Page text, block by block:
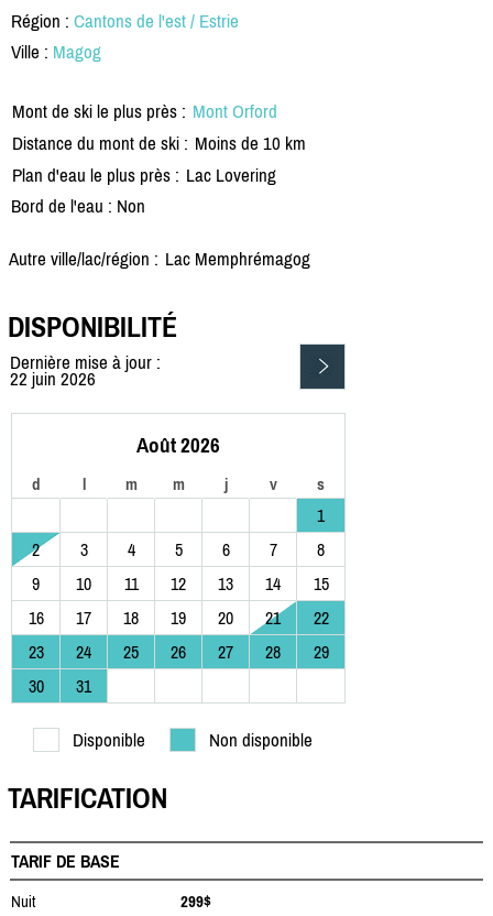
Région : Cantons de l'est / Estrie
Ville : Magog
Mont de ski le plus près : Mont Orford
Distance du mont de ski : Moins de 10 km
Plan d'eau le plus près : Lac Lovering
Bord de l'eau : Non
Autre ville/lac/région : Lac Memphrémagog
DISPONIBILITÉ
Dernière mise à jour :
22 juin 2026
Août 2026
d l m m j v s
1
2
3 4 5 6 7
8
9
10 11 12 13 14
15
16
17 18 19 20 21
22
23
24 25 26 27 28
29
30
31
Disponible Non disponible
TARIFICATION
TARIF DE BASE
Nuit
299$